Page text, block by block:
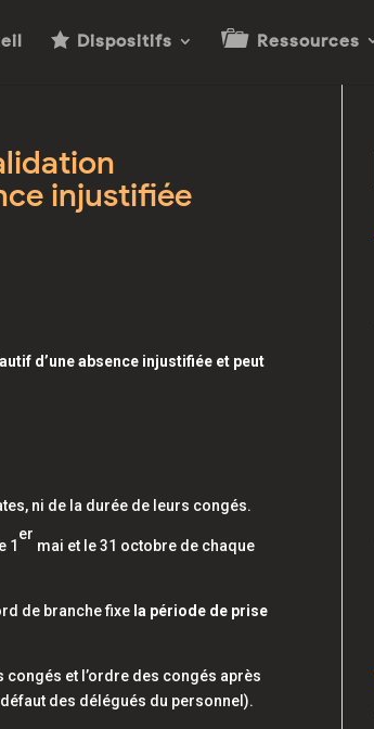
Dispositifs Ressources
injustifiée
d’une absence injustifiée et peut
ni de la durée de leurs congés.
1
er
mai et le 31 octobre de chaque
de branche fixe la période de prise
et l’ordre des congés après
des délégués du personnel).